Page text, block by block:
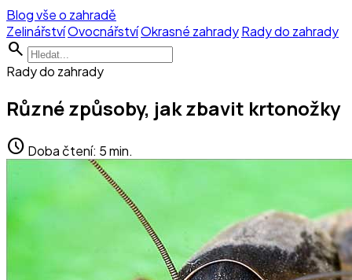
Blog vše o zahradě
ZelinářstvíOvocnářstvíOkrasné zahradyRady do zahrady
search
Rady do zahrady
Různé způsoby, jak zbavit krtonožky
schedule Doba čtení: 5 min.